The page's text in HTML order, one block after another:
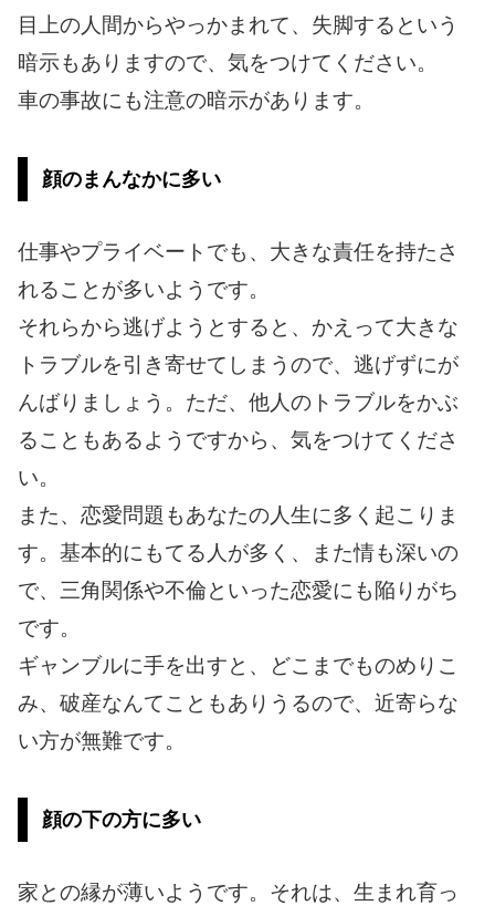
目上の人間からやっかまれて、失脚するという
暗示もありますので、気をつけてください。
車の事故にも注意の暗示があります。
顔のまんなかに多い
仕事やプライベートでも、大きな責任を持たさ
れることが多いようです。
それらから逃げようとすると、かえって大きな
トラブルを引き寄せてしまうので、逃げずにが
んばりましょう。ただ、他人のトラブルをかぶ
ることもあるようですから、気をつけてくださ
い。
また、恋愛問題もあなたの人生に多く起こりま
す。基本的にもてる人が多く、また情も深いの
で、三角関係や不倫といった恋愛にも陥りがち
です。
ギャンブルに手を出すと、どこまでものめりこ
み、破産なんてこともありうるので、近寄らな
い方が無難です。
顔の下の方に多い
家との縁が薄いようです。それは、生まれ育っ